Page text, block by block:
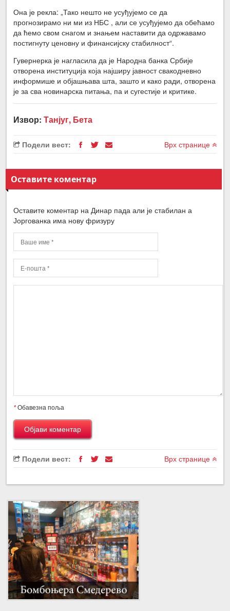
Она је рекла: „Тако нешто не усуђујемо се да
прогнозирамо ни ми из НБС , али се усуђујемо да обећамо
да ћемо свом снагом и знањем наставити да одржавамо
постигнуту ценовну и финансијску стабилност“.
Гувернерка је нагласила да је Народна банка Србије
отворена институција која најширу јавност свакодневно
информише и објашњава шта, зашто и како ради, отворена
је за сва новинарска питања, па и сугестије и критике.
Извор:Танјуг, Бета
Подели вест: Врх странице
Оставите коментар
Оставите коментар на Динар пада али је стабилан а
Јоргованка има нову фризуру
*Обавезна поља
Подели вест: Врх странице